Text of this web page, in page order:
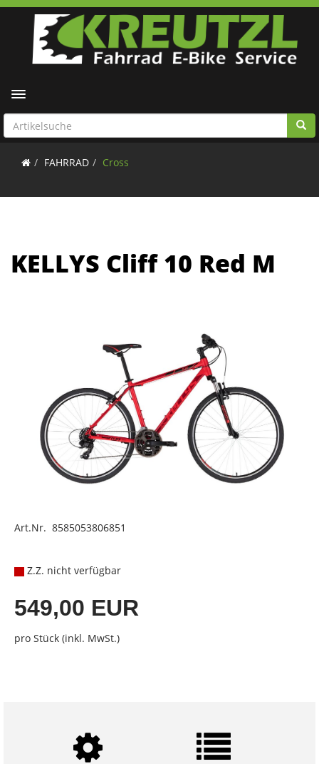
Toggle navigation
FAHRRAD Cross
KELLYS Cliff 10 Red M
Art.Nr. 8585053806851
Z.Z. nicht verfügbar
549,00 EUR
pro Stück (inkl. MwSt.)